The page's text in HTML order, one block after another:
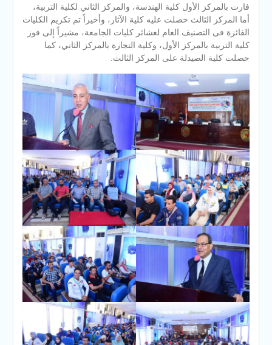
فارت بالمركز الأول كلية الهندسة، والمركز الثاني لكلية التربية،
أما المركز الثالث حصلت عليه كلية الآثار، وأخيراً تم تكريم الكليات
الفائزة فى التصنيف العام لعشائر كليات الجامعة، مشيراً إلى فوز
كلية التربية بالمركز الأول، وكلية التجارة بالمركز الثاني، كما
حصلت كلية الصيدلة على المركز الثالث.